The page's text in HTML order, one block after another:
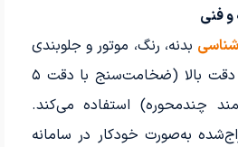
و فنی
بدنه، رنگ، موتور و جلوبندی
از ابزارهای دیجیتال با دقت بالا (ضخامت‌سنج با دقت ۵
چندمحوره) استفاده می‌کند.
به‌صورت خودکار در سامانه